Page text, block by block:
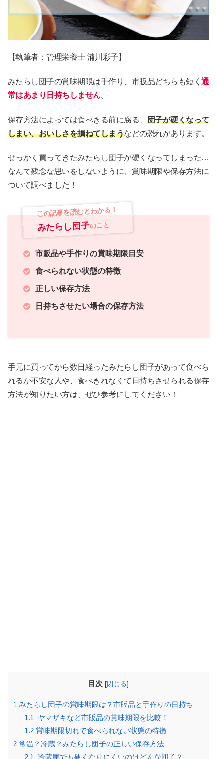
【執筆者：管理栄養士 浦川彩子】
みたらし団子の賞味期限は手作り、市販品どちらも短く 通
常はあまり日持ちしません。
保存方法によっては食べきる前に腐る、 団子が硬くなって
しまい、おいしさを損ねてしまうなどの恐れがあります。
せっかく買ってきたみたらし団子が硬くなってしまった…
なんて残念な思いをしないように、賞味期限や保存方法に
ついて調べました！
この記事を読むとわかる！
みたらし団子のこと
市販品や手作りの賞味期限目安
食べられない状態の特徴
正しい保存方法
日持ちさせたい場合の保存方法
手元に買ってから数日経ったみたらし団子があって食べら
れるか不安な人や、食べきれなくて日持ちさせられる保存
方法が知りたい方は、ぜひ参考にしてください！
目次 [閉じる]
1 みたらし団子の賞味期限は？市販品と手作りの日持ち
1.1 ヤマザキなど市販品の賞味期限を比較！
1.2賞味期限切れで食べられない状態の特徴
2 常温？冷蔵？みたらし団子の正しい保存方法
2.1 冷蔵庫でも硬くなりにくいのはどんな団子？